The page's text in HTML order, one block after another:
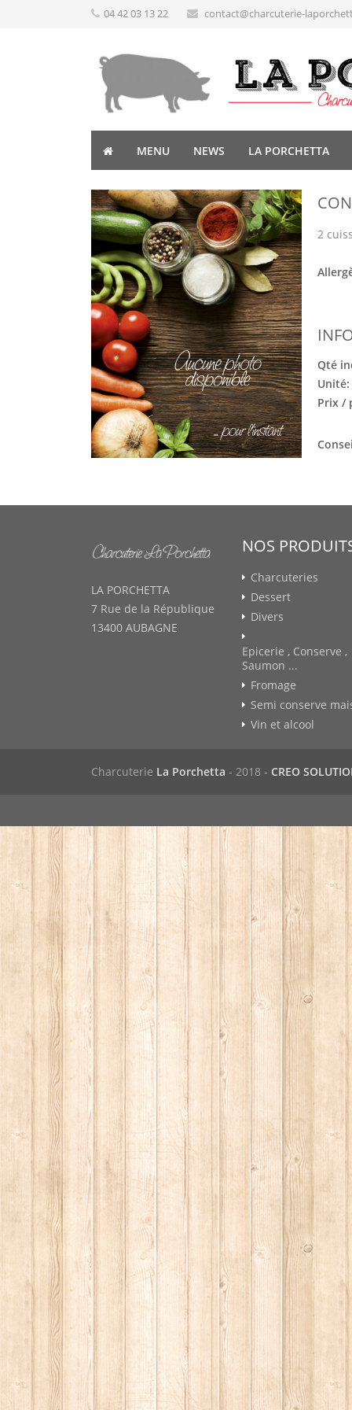
04 42 03 13 22 contact@charcuterie-
MENU NEWS LA PORCHETTA
2
Qté
Unité:
Prix /
LA PORCHETTA
7 Rue de la République
13400 AUBAGNE
NOS
Charcuteries
Dessert
Divers
Epicerie , Conserve ,
Saumon ...
Fromage
Semi conserve
Vin et alcool
Charcuterie La Porchetta - 2018 - CREO